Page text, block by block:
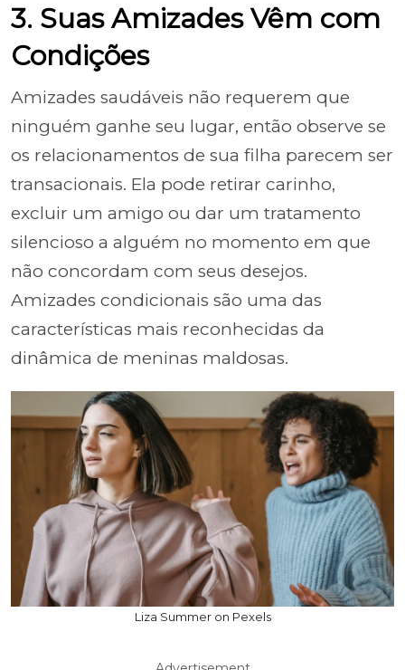
3. Suas Amizades Vêm com
Condições
Amizades saudáveis não requerem que
ninguém ganhe seu lugar, então observe se
os relacionamentos de sua filha parecem ser
transacionais. Ela pode retirar carinho,
excluir um amigo ou dar um tratamento
silencioso a alguém no momento em que
não concordam com seus desejos.
Amizades condicionais são uma das
características mais reconhecidas da
dinâmica de meninas maldosas.
Liza Summer on Pexels